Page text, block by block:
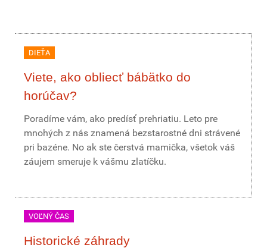
DIEŤA
Viete, ako obliecť bábätko do
horúčav?
Poradíme vám, ako predísť prehriatiu. Leto pre
mnohých z nás znamená bezstarostné dni strávené
pri bazéne. No ak ste čerstvá mamička, všetok váš
záujem smeruje k vášmu zlatíčku.
VOĽNÝ ČAS
Historické záhrady